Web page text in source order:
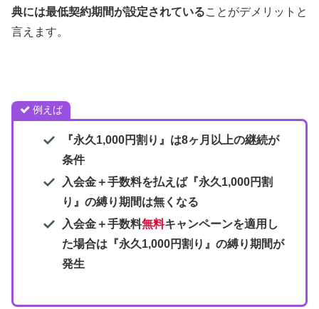
典には最低契約期間が設定されていることがデメリットと
言えます。
例えば
『永久1,000円割り』は8ヶ月以上の継続が
条件
入会金＋手数料を払えば『永久1,000円割
り』 の縛り期間は無くなる
入会金＋手数料無料キャンペーンを適用し
た場合は 『永久1,000円割り』 の縛り期間が
発生